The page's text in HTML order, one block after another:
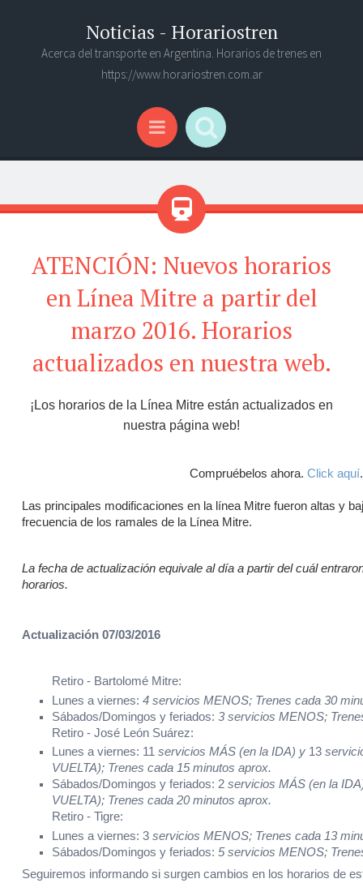
Noticias - Horariostren
Acerca del transporte en Argentina. Horarios de trenes en
https://www.horariostren.com.ar
Menu Search
ATENCIÓN: Nuevos horarios
en Línea Mitre a partir del
marzo 2016. Horarios
actualizados en nuestra web.
¡Los horarios de la Línea Mitre están actualizados en
nuestra página web!
Compruébelos ahora. Click aquí.
Las principales modificaciones en la línea Mitre fueron altas y
frecuencia de los ramales de la Línea Mitre.
La fecha de actualización equivale al día a partir del cuál
horarios.
Actualización 07/03/2016
Retiro - Bartolomé Mitre:
Lunes a viernes:4 servicios MENOS; Trenes cada 30
Sábados/Domingos y feriados:3 servicios MENOS;
Retiro - José León Suárez:
Lunes a viernes: 11 servicios MÁS (en la IDA) y 13
VUELTA); Trenes cada 15 minutos aprox.
Sábados/Domingos y feriados:2 servicios MÁS (en la
VUELTA); Trenes cada 20 minutos aprox.
Retiro - Tigre:
Lunes a viernes: 3 servicios MENOS; Trenes cada 13
Sábados/Domingos y feriados: 5servicios MENOS;
Seguiremos informando si surgen cambios en los horarios de